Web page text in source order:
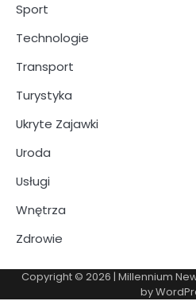
Sport
Technologie
Transport
Turystyka
Ukryte Zajawki
Uroda
Usługi
Wnętrza
Zdrowie
Copyright © 2026 | Millennium
by